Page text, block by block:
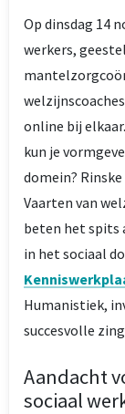
Op dinsdag 14
werkers,
online bij
kun je
domein?
Vaarten van
beten het spits
in het sociaal
Humanistiek,
succesvolle
Aandacht
sociaal